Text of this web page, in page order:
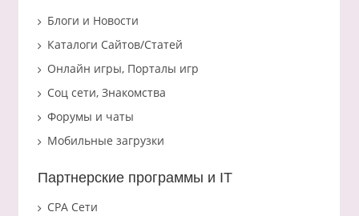
Блоги и Новости
Каталоги Сайтов/Статей
Онлайн игры, Порталы игр
Соц сети, Знакомства
Форумы и чаты
Мобильные загрузки
Партнерские программы и IT
CPA Сети